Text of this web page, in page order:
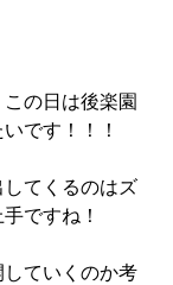
の日は後楽園
です！！！
てくるのはズ
ですね！
ていくのか考